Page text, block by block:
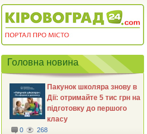
Головна новина
Пакунок школяра знову в
Дії: отримайте 5 тис грн на
підготовку до першого
класу
0 268